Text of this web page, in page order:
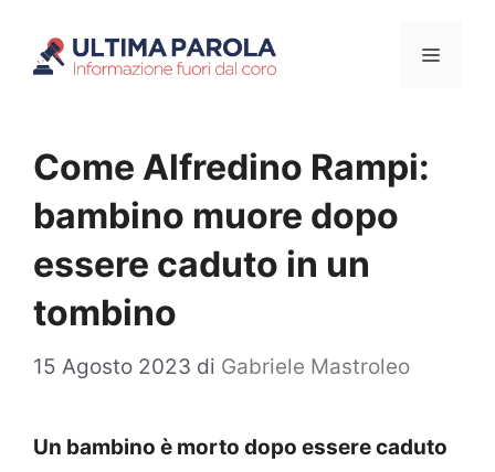
Menu
Come Alfredino Rampi:
bambino muore dopo
essere caduto in un
tombino
15 Agosto 2023 di Gabriele Mastroleo
Un bambino è morto dopo essere caduto